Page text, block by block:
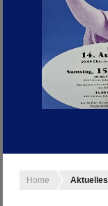
Home Aktuelles